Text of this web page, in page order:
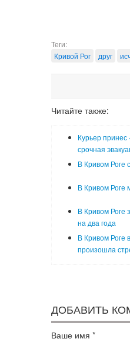
Теги:
Кривой Рог
друг
Читайте также:
Курьер принес
срочная
В Кривом Роге
В Кривом Роге
В Кривом Роге
на два года
В Кривом Роге
произошла
ДОБАВИТЬ
Ваше имя *